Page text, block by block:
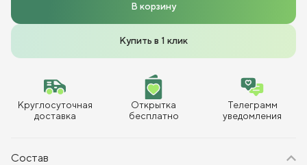
В корзину
Купить в 1 клик
Круглосуточная
доставка
Открытка
бесплатно
Телеграмм
уведомления
Состав